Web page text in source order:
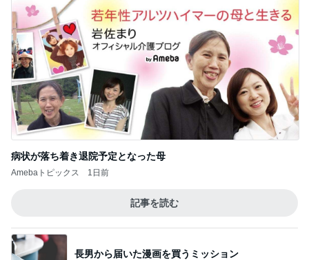
病状が落ち着き退院予定となった母
Amebaトピックス 1日前
記事を読む
長男から届いた漫画を買うミッション